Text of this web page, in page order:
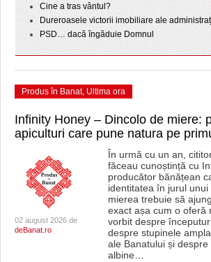
Cine a tras vântul?
Dureroasele victorii imobiliare ale
PSD… dacă îngăduie Domnul
Produs în Banat, Ultima ora
Infinity Honey – Dincolo de miere:
apiculturi care pune natura pe
02 august 2026 de
deBanat.ro
În urmă cu un an,
făceau cunoștință cu
producător bănățean
identitatea în jurul
mierea trebuie să
exact așa cum o oferă
vorbit despre
despre stupinele
ale Banatului și
albine…